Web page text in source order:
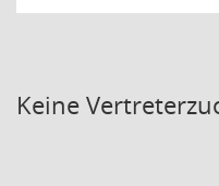
Keine